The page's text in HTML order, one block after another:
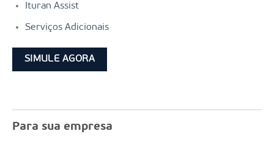
Ituran Assist
Serviços Adicionais
SIMULE AGORA
Para sua empresa